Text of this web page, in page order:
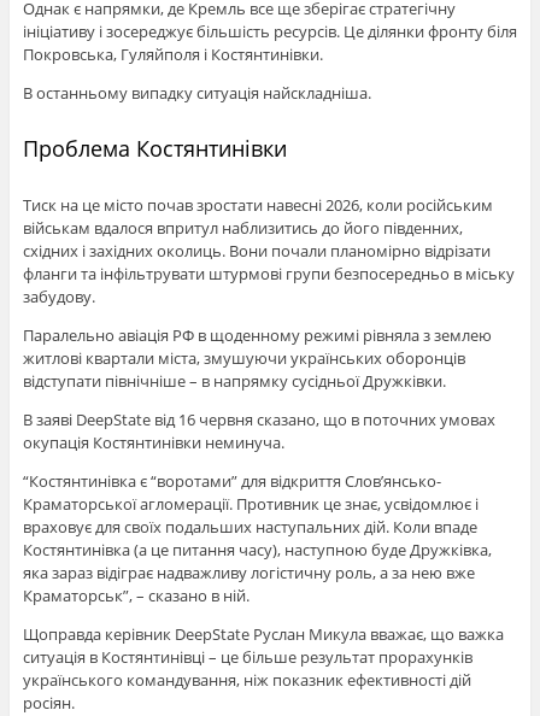
Однак є напрямки, де Кремль все ще зберігає стратегічну
ініціативу і зосереджує більшість ресурсів. Це ділянки фронту біля
Покровська, Гуляйполя і Костянтинівки.
В останньому випадку ситуація найскладніша.
Проблема Костянтинівки
Тиск на це місто почав зростати навесні 2026, коли російським
військам вдалося впритул наблизитись до його південних,
східних і західних околиць. Вони почали планомірно відрізати
фланги та інфільтрувати штурмові групи безпосередньо в міську
забудову.
Паралельно авіація РФ в щоденному режимі рівняла з землею
житлові квартали міста, змушуючи українських оборонців
відступати північніше – в напрямку сусідньої Дружківки.
В заяві DeepState від 16 червня сказано, що в поточних умовах
окупація Костянтинівки неминуча.
“Костянтинівка є “воротами” для відкриття Слов’янсько-
Краматорської агломерації. Противник це знає, усвідомлює і
враховує для своїх подальших наступальних дій. Коли впаде
Костянтинівка (а це питання часу), наступною буде Дружківка,
яка зараз відіграє надважливу логістичну роль, а за нею вже
Краматорськ”, – сказано в ній.
Щоправда керівник DeepState Руслан Микула вважає, що важка
ситуація в Костянтинівці – це більше результат прорахунків
українського командування, ніж показник ефективності дій
росіян.